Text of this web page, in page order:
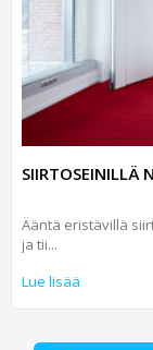
SIIRTOSEINILLÄ
Ääntä eristävillä
ja tii...
Lue lisää